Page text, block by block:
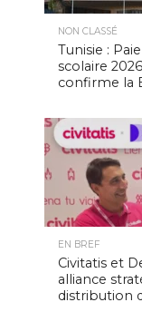
NON CLASSÉ
Tunisie :
scolaire
confirme la
EN BREF
Civitatis et
alliance
distribution